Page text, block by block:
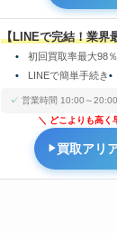
【LINEで完結！業界
初回買取率最大98
LINEで簡単手続き
営業時間 10:00～20:00
どこよりも高く
買取アリ